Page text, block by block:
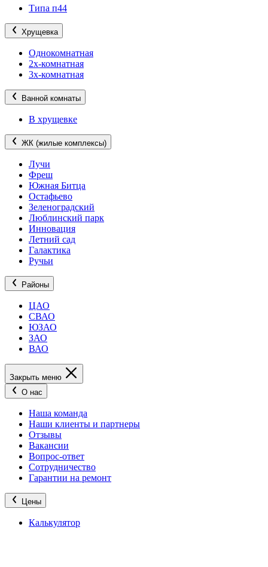
Типа п44
Хрущевка
Однокомнатная
2х-комнатная
3х-комнатная
Ванной комнаты
В хрущевке
ЖК (жилые комплексы)
Лучи
Фреш
Южная Битца
Остафьево
Зеленоградский
Люблинский парк
Инновация
Летний сад
Галактика
Ручьи
Районы
ЦАО
СВАО
ЮЗАО
ЗАО
ВАО
Закрыть меню
О нас
Наша команда
Наши клиенты и партнеры
Отзывы
Вакансии
Вопрос-ответ
Сотрудничество
Гарантии на ремонт
Цены
Калькулятор